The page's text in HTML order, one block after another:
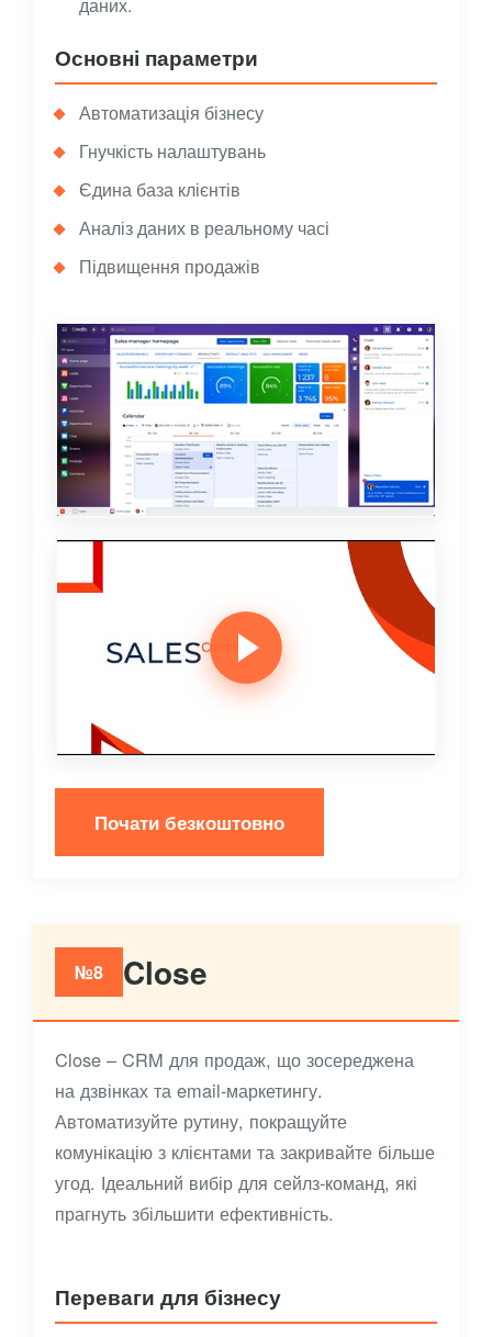
Основні параметри
Автоматизація бізнесу
Гнучкість налаштувань
Єдина база клієнтів
Аналіз даних в реальному часі
Підвищення продажів
Почати безкоштовно
№8 Close
Close – CRM для продаж, що зосереджена
на дзвінках та email-маркетингу.
Автоматизуйте рутину, покращуйте
комунікацію з клієнтами та закривайте більше
угод. Ідеальний вибір для сейлз-команд, які
прагнуть збільшити ефективність.
Переваги для бізнесу